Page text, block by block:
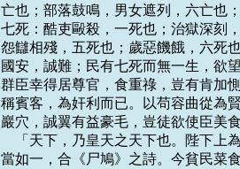
亡也；部落鼓鳴，男女遮列，六亡也
七死：酷吏毆殺，一死也；治獄深刻
怨讎相殘，五死也；歲惡饑餓，六死
國安，誠難；民有七死而無一生，欲
群臣幸得居尊官，食重祿，豈有肯加
稱賓客，為奸利而已。以苟容曲從為
巖穴，誠翼有益豪毛，豈徒欲使臣美
「天下，乃皇天之天下也。陛下
當如一，合《尸鳩》之詩。今貧民菜